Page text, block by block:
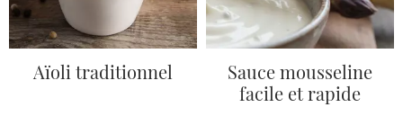
Aïoli traditionnel
Sauce mousseline
facile et rapide